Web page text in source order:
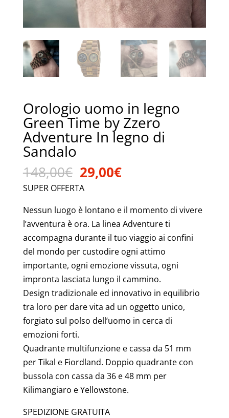
Orologio uomo in legno
Green Time by Zzero
Adventure In legno di
Sandalo
148,00€ Il
prezzo
era:
148,00€.
29,00€Il
è:
29,00€.
SUPER OFFERTA
Nessun luogo è lontano e il momento di vivere
l’avventura è ora. La linea Adventure ti
accompagna durante il tuo viaggio ai confini
del mondo per custodire ogni attimo
importante, ogni emozione vissuta, ogni
impronta lasciata lungo il cammino.
Design tradizionale ed innovativo in equilibrio
tra loro per dare vita ad un oggetto unico,
forgiato sul polso dell’uomo in cerca di
emozioni forti.
Quadrante multifunzione e cassa da 51 mm
per Tikal e Fiordland. Doppio quadrante con
bussola con cassa da 36 e 48 mm per
Kilimangiaro e Yellowstone.
SPEDIZIONE GRATUITA